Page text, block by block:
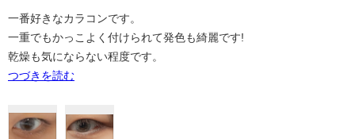
一番好きなカラコンです。
一重でもかっこよく付けられて発色も綺麗です!
乾燥も気にならない程度です。
つづきを読む